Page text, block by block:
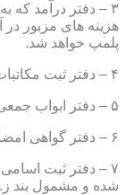
۳ – دفتر درآمد
هزینه های مزبور
پلمپ خواهد شد.
۴ – دفتر ثبت مکاتبات و تقاضانامه اجرایی و خلاصه معاملات.
۵ – دفتر ابواب جمعی قبوض سپرده و اوراق بهادار.
۶ – دفتر گواهی امضاء.
۷ – دفتر ثبت
شده و مشمول بند ز.